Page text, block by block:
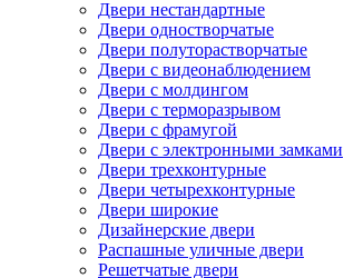
Двери нестандартные
Двери одностворчатые
Двери полуторастворчатые
Двери с видеонаблюдением
Двери с молдингом
Двери с терморазрывом
Двери с фрамугой
Двери с электронными замками
Двери трехконтурные
Двери четырехконтурные
Двери широкие
Дизайнерские двери
Распашные уличные двери
Решетчатые двери